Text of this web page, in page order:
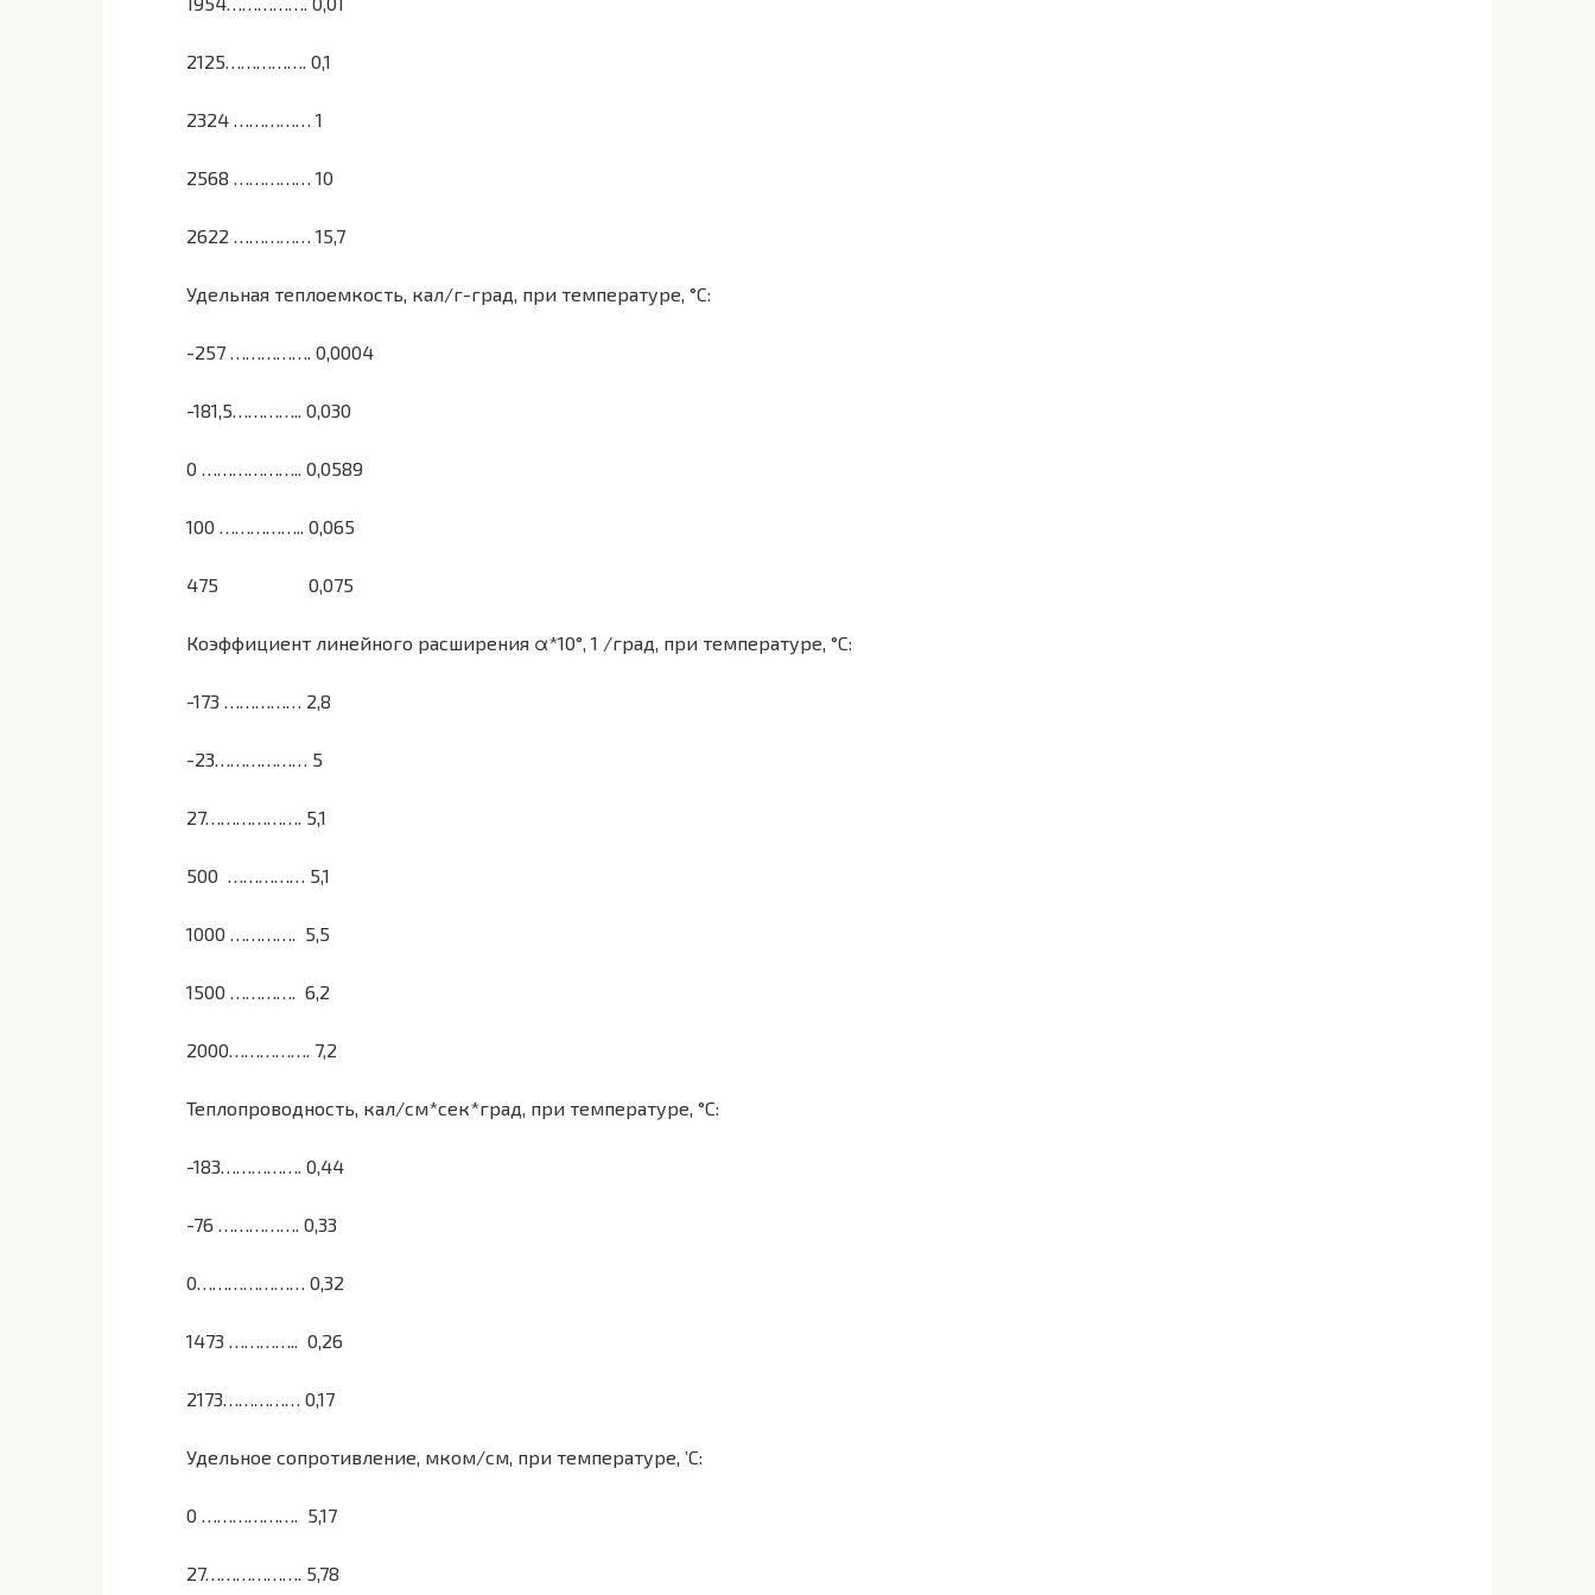
2125……………. 0,1
2324 …………… 1
2568 …………… 10
2622 …………… 15,7
Удельная теплоемкость, кал/г-град, при температуре, °С:
-257 ……………. 0,0004
-181,5………….. 0,030
0 ……………….. 0,0589
100 …………….. 0,065
475 0,075
Коэффициент линейного расширения α*10°, 1 /град, при температуре, °С:
-173 …………… 2,8
-23……………… 5
27………………. 5,1
500 …………… 5,1
1000 …………. 5,5
1500 …………. 6,2
2000……………. 7,2
Теплопроводность, кал/см*сек*град, при температуре, °С:
-183……………. 0,44
-76 ……………. 0,33
0………………… 0,32
1473 ………….. 0,26
2173…………… 0,17
Удельное сопротивление, мком/см, при температуре, ’С:
0 ………………. 5,17
27………………. 5,78